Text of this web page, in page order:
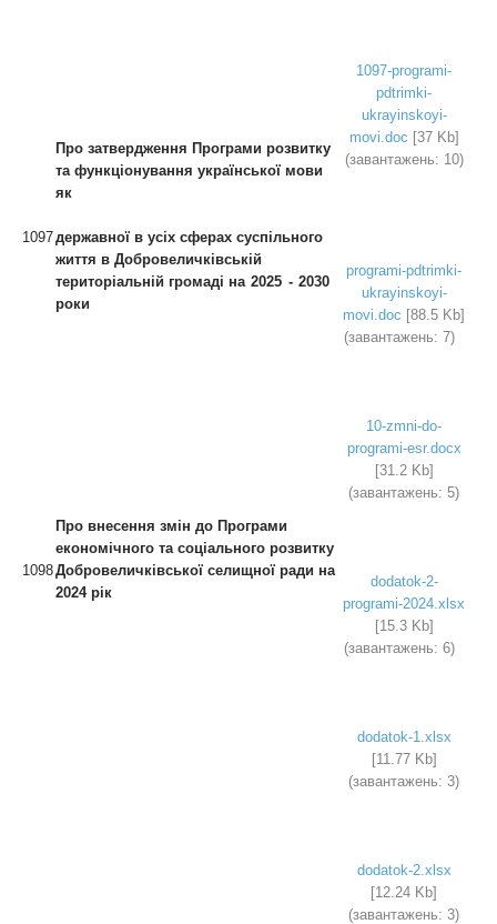
1097
Про затвердження Програми розвитку
та функціонування української мови
як
державної в усіх сферах суспільного
життя в Добровеличківській
територіальній громаді на 2025 - 2030
роки
1097-programi-
pdtrimki-
ukrayinskoyi-
movi.doc [37 Kb]
(завантажень: 10)
programi-pdtrimki-
ukrayinskoyi-
movi.doc [88.5 Kb]
(завантажень: 7)
1098
Про внесення змін до Програми
економічного та соціального розвитку
Добровеличківської селищної ради на
2024 рік
10-zmni-do-
programi-esr.docx
[31.2 Kb]
(завантажень: 5)
dodatok-2-
programi-2024.xlsx
[15.3 Kb]
(завантажень: 6)
dodatok-1.xlsx
[11.77 Kb]
(завантажень: 3)
dodatok-2.xlsx
[12.24 Kb]
(завантажень: 3)